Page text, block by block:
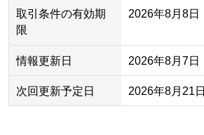
取引条件の有効期
限
2026年8月8日
情報更新日 2026年8月7日
次回更新予定日 2026年8月21日